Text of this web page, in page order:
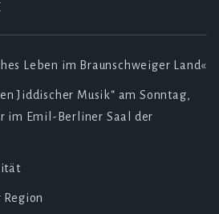
Leben im Braunschweiger Land«
Jiddischer Musik“ am Sonntag,
im Emil-Berliner Saal der